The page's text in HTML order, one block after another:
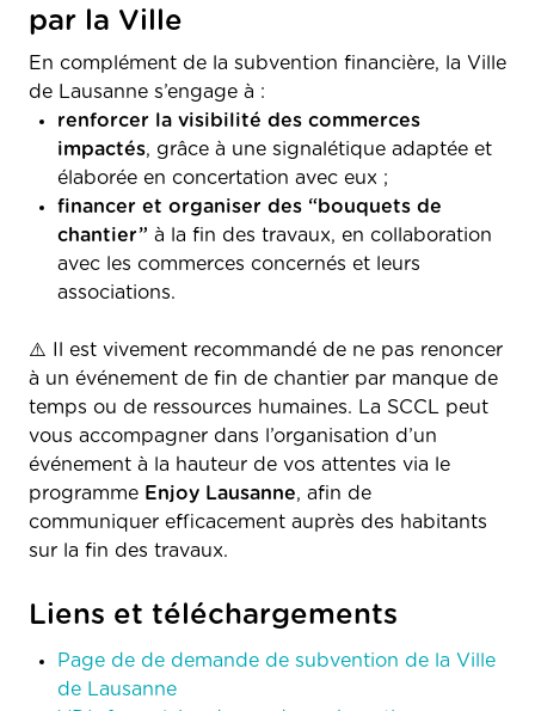
par la Ville
En complément de la subvention financière, la Ville
de Lausanne s’engage à :
renforcer la visibilité des commerces
impactés, grâce à une signalétique adaptée et
élaborée en concertation avec eux ;
financer et organiser des “bouquets de
chantier” à la fin des travaux, en collaboration
avec les commerces concernés et leurs
associations.
⚠️ Il est vivement recommandé de ne pas renoncer
à un événement de fin de chantier par manque de
temps ou de ressources humaines. La SCCL peut
vous accompagner dans l’organisation d’un
événement à la hauteur de vos attentes via le
programme Enjoy Lausanne, afin de
communiquer efficacement auprès des habitants
sur la fin des travaux.
Liens et téléchargements
Page de de demande de subvention de la Ville
de Lausanne